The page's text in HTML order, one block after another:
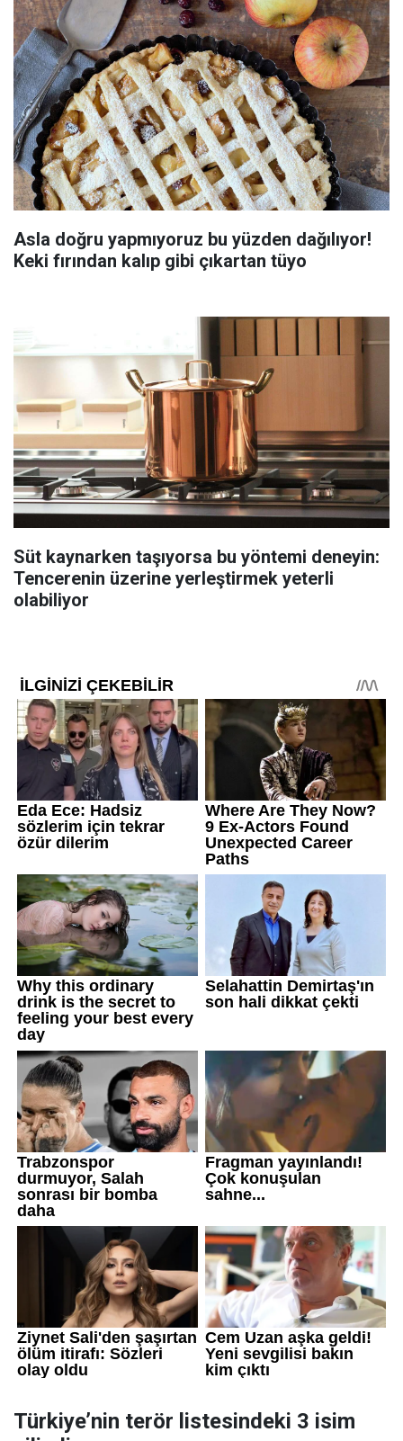
Asla doğru yapmıyoruz bu yüzden dağılıyor!
Keki fırından kalıp gibi çıkartan tüyo
Süt kaynarken taşıyorsa bu yöntemi deneyin:
Tencerenin üzerine yerleştirmek yeterli
olabiliyor
Türkiye’nin terör listesindeki 3 isim